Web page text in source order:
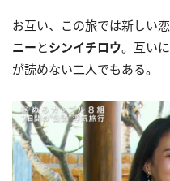
お互い、この旅では新しい
ニー とシンイチロウ。互い
が読めない二人でもある。